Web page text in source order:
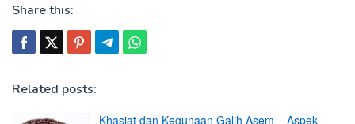
Share this:
Related posts:
Khasiat dan Kegunaan Galih Asem – Aspek